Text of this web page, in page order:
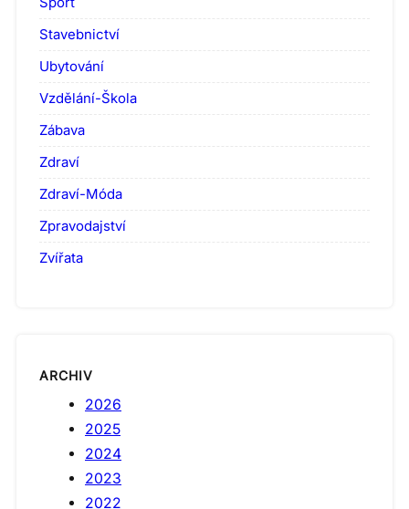
Stavebnictví
Ubytování
Vzdělání-Škola
Zábava
Zdraví
Zdraví-Móda
Zpravodajství
Zvířata
ARCHIV
2026
2025
2024
2023
2022